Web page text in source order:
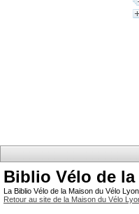
Biblio Vélo de
La Biblio Vélo de la Maison du Vélo
Retour au site de la Maison du Vélo